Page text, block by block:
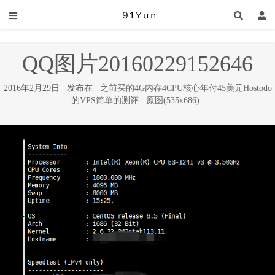
QQ图片20160229152646
2016年2月29日 发布在 之前买的4G内存4CPU核心年付45美元Hostodo
的VPS简单的测评
原图(535x686)